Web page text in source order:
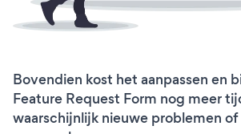
Bovendien kost het aanpassen en
Feature Request Form nog meer
waarschijnlijk nieuwe problemen